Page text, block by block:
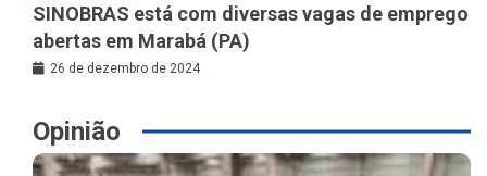
SINOBRAS está com diversas vagas de emprego
abertas em Marabá (PA)
26 de dezembro de 2024
Opinião